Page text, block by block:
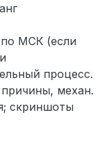
МСК (если
процесс.
механ.
скриншоты